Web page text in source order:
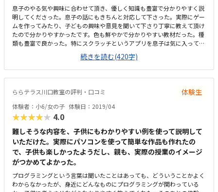
息子のやる気や興味に合わせて頂き、優しく知識も豊富で分かりやすく説
明してくださった。息子の話にもきちんと対応して下さった。実際にゲー
ムを作ってみたり、子どもの興味や意見を聞いて下さり丁寧に教えて頂け
たので分かりやすかったです。色も鮮やかで分かりやすい教材だった。種
類も豊富で良かった。特にスクラッチというアプリを息子は気に入ってい
ました。よく行くデパートの中だったので、分かりやすく、通いやすいと
思う。授業中も保護者は買い物をして待つことができるので嬉しい。色々
なコースの人達が混ざったの教室だったので、少し落ち着かない雰囲気だ
った。もう少し子供向けの楽しい雰囲気だと嬉しいです。今回体験した教
い。月会費と授業料を足すと1万円を越すので、高いと思う。今回体験し
た教室の良かったところは、立地が良く通いやすいという点だと思いま
す。デパート内なので、安心して通わすことができる。
続きを読む(420字)
ららテラス川口教室の評判・口コミ 体験生
体験者：小6/女の子 体験日：2019/04
★★★★★ 4.0
難しそうな内容を、子供にもわかりやすい例を使って説明して
いただけた。実際にパソコンを使って簡単な作品も作れたの
で、子供も楽しかったようだし、親も、実際の授業のイメージ
がつかめてよかった。
プログラミングという言葉は聞いたことはあっても、どういうことかよく
わからなかったが、身近にどんなものにプログラミングが関わっている